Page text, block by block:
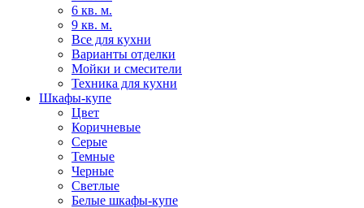
6 кв. м.
9 кв. м.
Все для кухни
Варианты отделки
Мойки и смесители
Техника для кухни
Шкафы-купе
Цвет
Коричневые
Серые
Темные
Черные
Светлые
Белые шкафы-купе